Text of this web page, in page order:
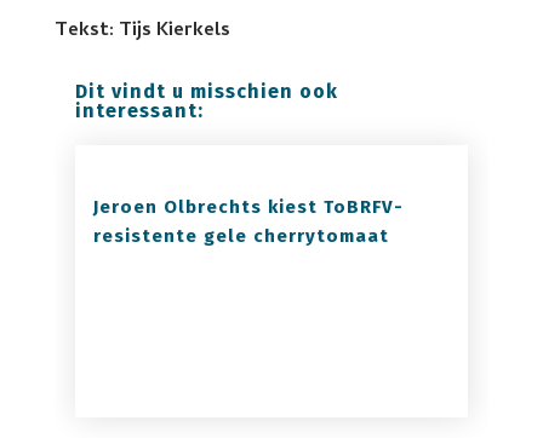
Tekst: Tijs Kierkels
Dit vindt u misschien ook
interessant:
Jeroen Olbrechts kiest ToBRFV-
resistente gele cherrytomaat